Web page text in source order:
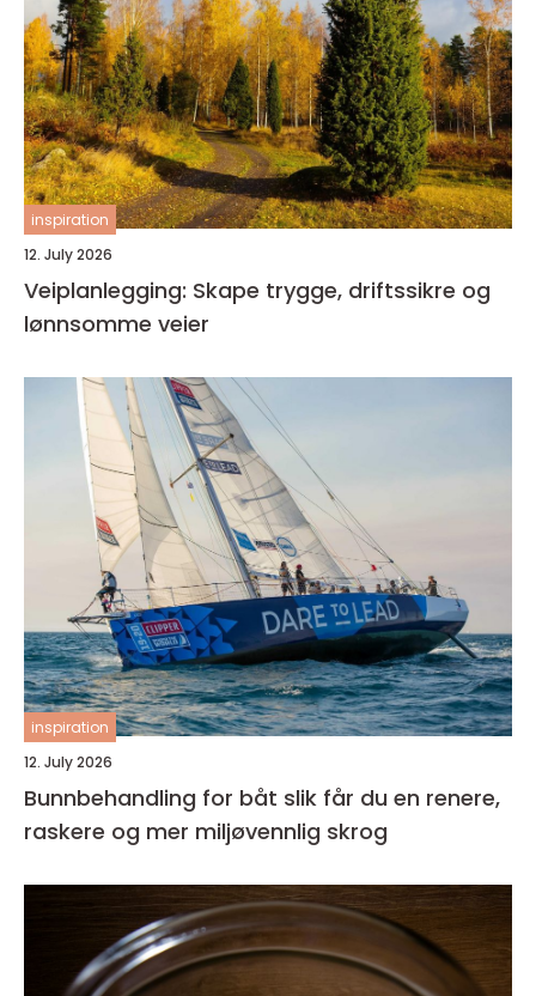
inspiration
12. July 2026
Veiplanlegging: Skape trygge, driftssikre og
lønnsomme veier
inspiration
12. July 2026
Bunnbehandling for båt slik får du en renere,
raskere og mer miljøvennlig skrog